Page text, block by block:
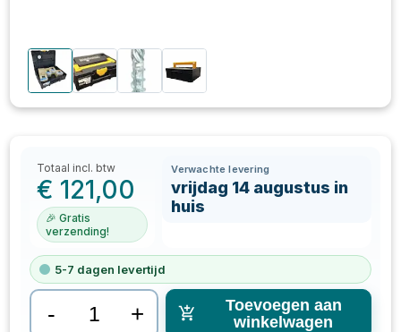
Totaal incl. btw
€ 121,00
🎉 Gratis
verzending!
Verwachte levering
vrijdag 14 augustus in
huis
5-7 dagen levertijd
- +
Toevoegen aan
winkelwagen